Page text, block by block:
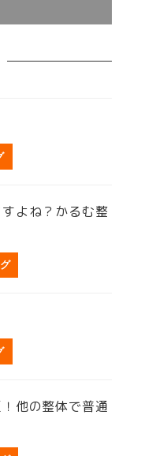
よね？かるむ整
他の整体で普通